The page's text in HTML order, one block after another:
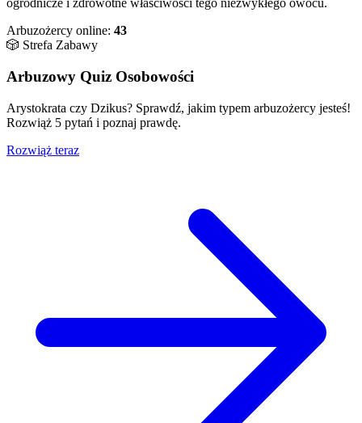
ogrodnicze i zdrowotne właściwości tego niezwykłego owocu.
Arbuzożercy online: 43
🎲 Strefa Zabawy
Arbuzowy Quiz Osobowości
Arystokrata czy Dzikus? Sprawdź, jakim typem arbuzożercy jesteś!
Rozwiąż 5 pytań i poznaj prawdę.
Rozwiąż teraz